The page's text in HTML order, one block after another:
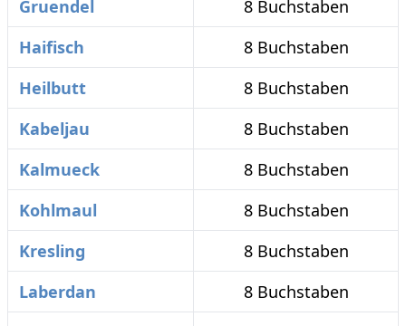
Gruendel
8 Buchstaben
Haifisch
8 Buchstaben
Heilbutt
8 Buchstaben
Kabeljau
8 Buchstaben
Kalmueck
8 Buchstaben
Kohlmaul
8 Buchstaben
Kresling
8 Buchstaben
Laberdan
8 Buchstaben